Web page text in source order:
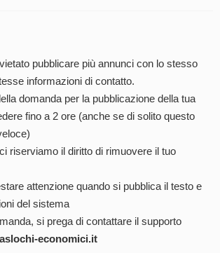
pubblicare più annunci con lo stesso
informazioni di contatto.
domanda per la pubblicazione della tua
fino a 2 ore (anche se di solito questo
riserviamo il diritto di rimuovere il tuo
attenzione quando si pubblica il testo e
del sistema
si prega di contattare il supporto
economici.it